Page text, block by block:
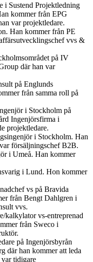
i Sustend Projektledning
kommer från EPG
var projektledare.
Han kommer från PE
vvs &
på IV
där han var
på Englunds
från samma roll på
i Stockholm på
Ingenjörsfirma i
projektledare.
i Stockholm. Han
försäljningschef B2B.
i Umeå. Han kommer
i Lund. Hon kommer
vs på Bravida
från Bengt Dahlgren i
vvs.
kalkylator vs-entreprenad
från Sweco i
på Ingenjörsbyrån
där han kommer att leda
tidigare